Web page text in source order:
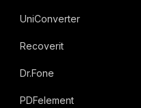
UniConverter
Recoverit
Dr.Fone
PDFelement